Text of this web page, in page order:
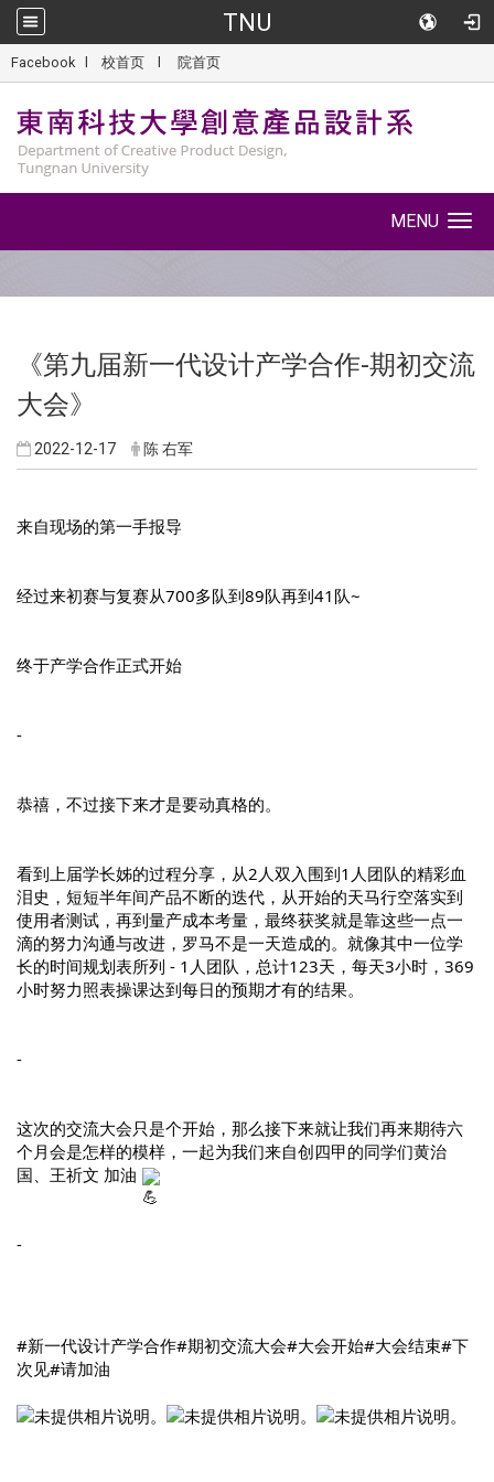
TNU
Facebookl 校首页 院首页
navigation
MENU
《第九届新一代设计产学合作-期初交流
大会》
2022-12-17 陈 右军
来自现场的第一手报导
经过来初赛与复赛从700多队到89队再到41队~
终于产学合作正式开始
-
恭禧，不过接下来才是要动真格的。
看到上届学长姊的过程分享，从2人双入围到1人团队的精彩血
泪史，短短半年间产品不断的迭代，从开始的天马行空落实到
使用者测试，再到量产成本考量，最终获奖就是靠这些一点一
滴的努力沟通与改进，罗马不是一天造成的。就像其中一位学
长的时间规划表所列 - 1人团队，总计123天，每天3小时，369
小时努力照表操课达到每日的预期才有的结果。
-
这次的交流大会只是个开始，那么接下来就让我们再来期待六
个月会是怎样的模样，一起为我们来自创四甲的同学们黄治
国、王祈文 加油
-
#新一代设计产学合作#期初交流大会#大会开始#大会结束#下
次见#请加油